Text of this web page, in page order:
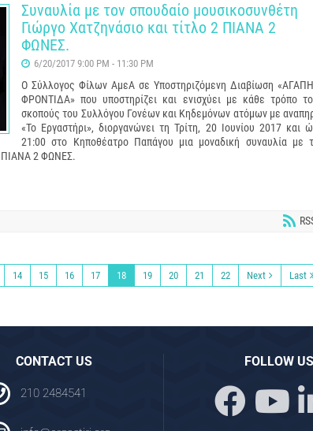
Συναυλία με τον σπουδαίο μουσικοσυνθέτη
Γιώργο Χατζηνάσιο και τίτλο 2 ΠΙΑΝΑ 2
ΦΩΝΕΣ.
6/20/2017 9:00 PM - 11:30 PM
Ο Σύλλογος Φίλων ΑμεΑ σε Υποστηριζόμενη Διαβίωση
ΦΡΟΝΤΙΔΑ» που υποστηρίζει και ενισχύει με κάθε τρόπο
σκοπούς του Συλλόγου Γονέων και Κηδεμόνων ατόμων με
«Το Εργαστήρι», διοργανώνει τη Τρίτη, 20 Ιουνίου 2017 και
21:00 στο Κηποθέατρο Παπάγου μια μοναδική συναυλία με
ΠΙΑΝΑ 2 ΦΩΝΕΣ.
14 15 16 17 18 19 20 21 22 Next Last
CONTACT US
210 2484541
FOLLOW US